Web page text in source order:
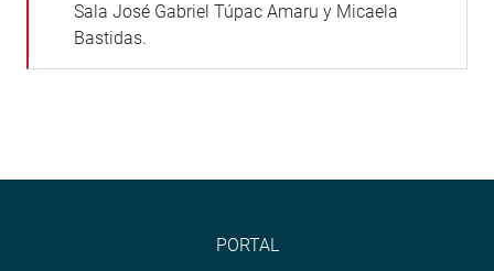
Sala José Gabriel Túpac Amaru y Micaela
Bastidas.
PORTAL